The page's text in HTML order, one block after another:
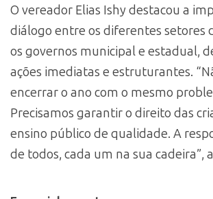
O vereador Elias Ishy destacou a
diálogo entre os diferentes setores
os governos municipal e estadual,
ações imediatas e estruturantes.
encerrar o ano com o mesmo
Precisamos garantir o direito das
ensino público de qualidade. A
de todos, cada um na sua cadeira”,